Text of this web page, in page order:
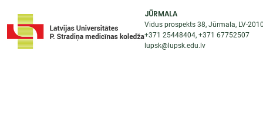
JŪRMALA
Vidus prospekts 38, Jūrmala, LV-
+371 25448404, +371 67752507
lupsk@lupsk.edu.lv